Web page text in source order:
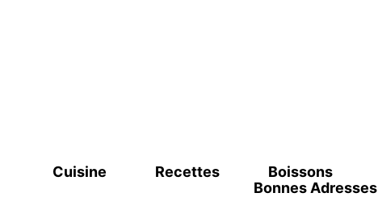
Cuisine Recettes Boissons
Bonnes Adresses